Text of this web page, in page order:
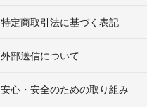
特定商取引法に基づく表記
外部送信について
安心・安全のための取り組み